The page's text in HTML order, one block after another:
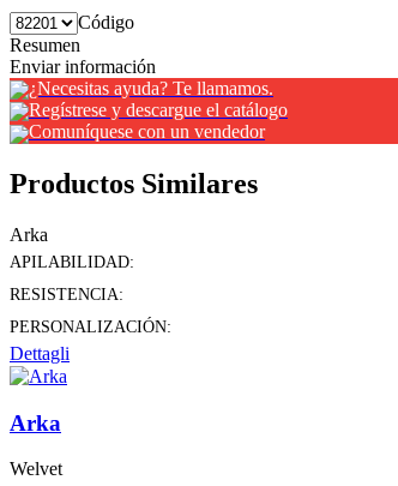
Código
Resumen
Enviar información
¿Necesitas ayuda? Te llamamos.
Regístrese y descargue el catálogo
Comuníquese con un vendedor
Productos Similares
Arka
APILABILIDAD:
RESISTENCIA:
PERSONALIZACIÓN:
Dettagli
Arka
Welvet